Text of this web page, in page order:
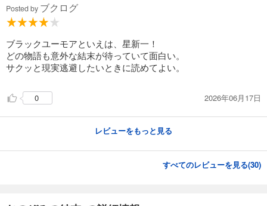
Posted by ブクログ
ブラックユーモアといえは、星新一！
どの物語も意外な結末が待っていて面白い。
サクッと現実逃避したいときに読めてよい。
0 2026年06月17日
レビューをもっと見る
すべてのレビューを見る(30)